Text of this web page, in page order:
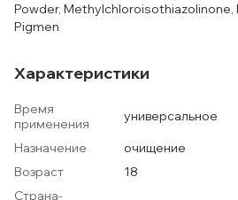
Powder,
Pigmen
Характеристики
Время
применения
универсальное
Назначение
очищение
Возраст
18
Страна-